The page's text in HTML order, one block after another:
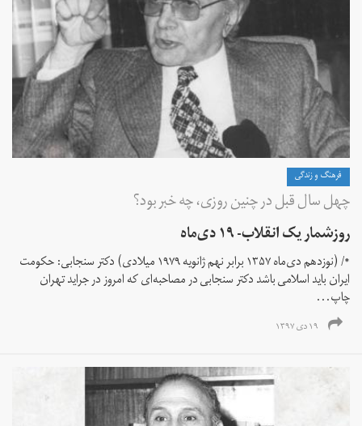
فرهنگ و زندگی
چهل سال قبل در چنین روزی، چه خبر بود؟
روزشمار یک انقلاب- ۱۹ دی‌ماه
*/ (نوزدهم دی‌ماه ۱۳۵۷ برابر نهم ژانویه ۱۹۷۹ میلادی) دکتر سنجابی: حکومت
ایران باید اسلامی باشد دکتر سنجابی در مصاحبه‌ای که امروز در جراید تهران
چاپ...
۱۹ دی ۱۳۹۷